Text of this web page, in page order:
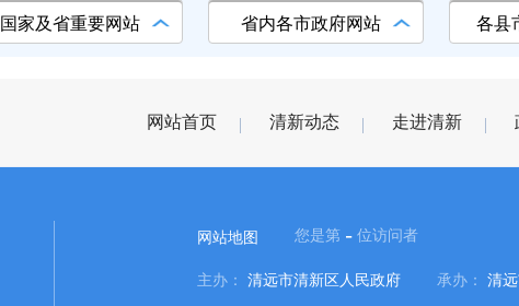
国家及省重要网站 省内各市政府网站 各县
网站首页 清新动态 走进清新
网站地图 您是第 - 位访问者
主办： 清远市清新区人民政府 承办： 清